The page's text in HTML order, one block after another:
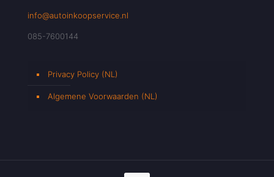
info@autoinkoopservice.nl
085-7600144
Privacy Policy (NL)
Algemene Voorwaarden (NL)